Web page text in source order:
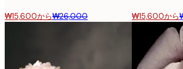
₩15,600から₩26,000 ₩15,600から